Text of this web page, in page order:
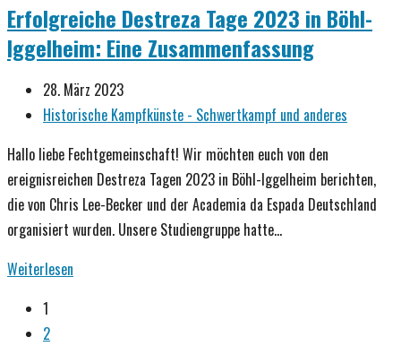
Ein
besonderer
im
Rampenlicht
Erfolgreiche Destreza Tage 2023 in Böhl-
Iggelheim: Eine Zusammenfassung
Beitrag
veröffentlicht:
28. März 2023
Beitrags-
Historische Kampfkünste - Schwertkampf und anderes
Hallo liebe Fechtgemeinschaft! Wir möchten euch von den
ereignisreichen Destreza Tagen 2023 in Böhl-Iggelheim berichten,
die von Chris Lee-Becker und der Academia da Espada Deutschland
organisiert wurden. Unsere Studiengruppe hatte…
Weiterlesen
1
2